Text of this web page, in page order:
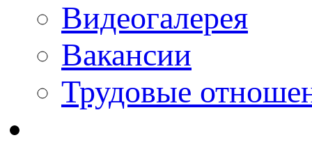
Видеогалерея
Вакансии
Трудовые